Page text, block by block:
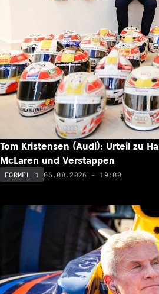
Tom Kristensen (Audi): Urteil zu
McLaren und Verstappen
FORMEL 1 06.08.2026 - 19:00